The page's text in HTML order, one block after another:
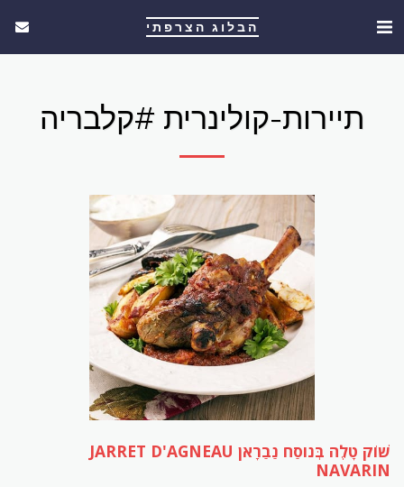
הבלוג הצרפתי
תיירות-קולינרית #קלבריה
שׁוֹק טָלֶה בְּנוסַח נַבַרָאן JARRET D'AGNEAU
NAVARIN